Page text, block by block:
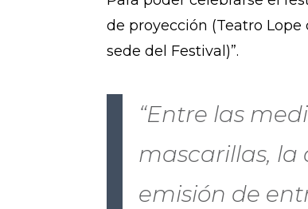
de proyección (Teatro
sede del Festival)”.
“Entre las
mascarillas, la
emisión de